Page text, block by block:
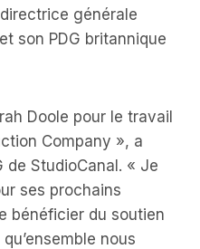
générale
son PDG britannique
Doole pour le travail
Company », a
de StudioCanal. « Je
ses prochains
bénéficier du soutien
nous